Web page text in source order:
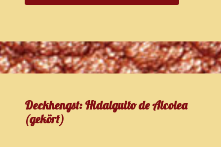
Deckhengst: Hidalguito de Alcolea
(gekört)